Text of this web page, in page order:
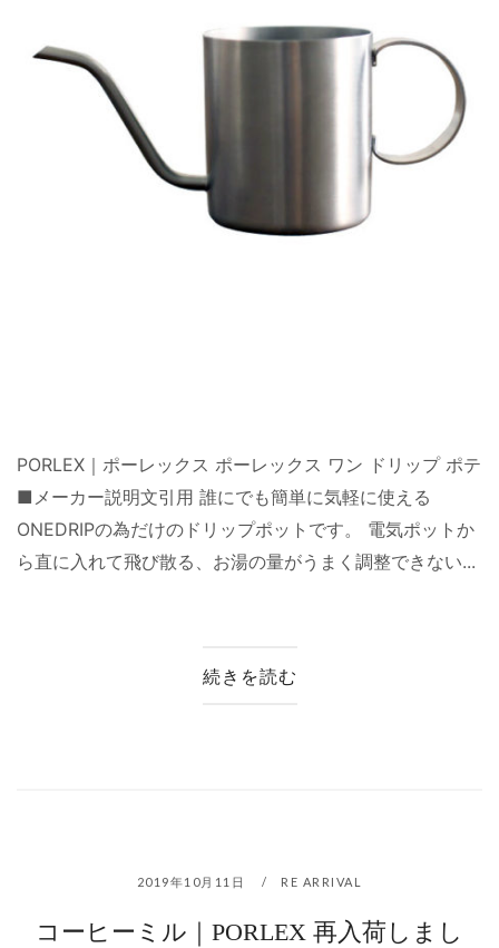
PORLEX｜ポーレックス ポーレックス ワン ドリップ ポテ
■メーカー説明文引用 誰にでも簡単に気軽に使える
ONEDRIPの為だけのドリップポットです。 電気ポットか
ら直に入れて飛び散る、お湯の量がうまく調整できない...
続きを読む
2019年10月11日 RE ARRIVAL
コーヒーミル｜PORLEX 再入荷しまし